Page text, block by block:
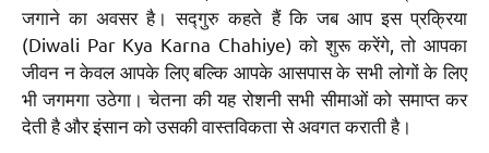
जगाने का अवसर है। सद्गुरु कहते हैं कि जब आप इस प्रक्रिया
(Diwali Par Kya Karna Chahiye) को शुरू करेंगे, तो आपका
जीवन न केवल आपके लिए बल्कि आपके आसपास के सभी लोगों के लिए
भी जगमगा उठेगा। चेतना की यह रोशनी सभी सीमाओं को समाप्त कर
देती है और इंसान को उसकी वास्तविकता से अवगत कराती है।